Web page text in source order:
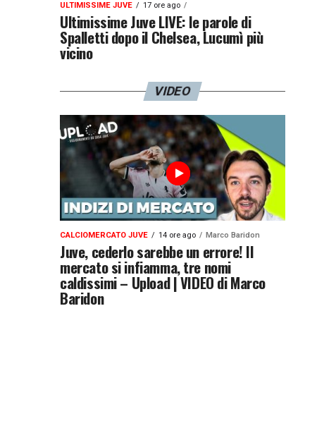
ULTIMISSIME JUVE 17 ore ago
Ultimissime Juve LIVE: le parole di
Spalletti dopo il Chelsea, Lucumì più
vicino
VIDEO
CALCIOMERCATO JUVE 14 ore ago Marco Baridon
Juve, cederlo sarebbe un errore! Il
mercato si infiamma, tre nomi
caldissimi – Upload | VIDEO di Marco
Baridon